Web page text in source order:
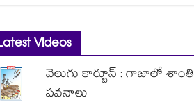
Videos
వెలుగు కార్టూన్ : గాజాలో శాంతి
పవనాలు